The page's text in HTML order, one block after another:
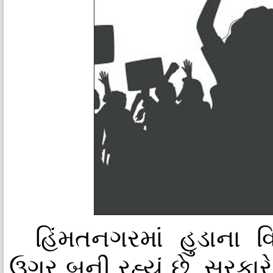
હિંમતનગરમાં હુડાના